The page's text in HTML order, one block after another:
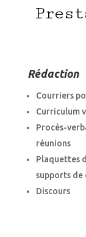
Rédaction
Courriers
Curriculum
Procès-
réunions
Plaquettes
supports de
Discours